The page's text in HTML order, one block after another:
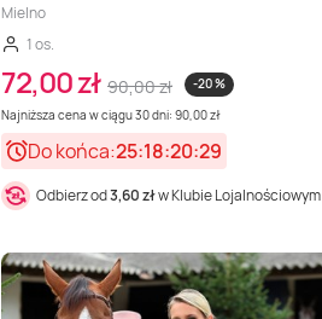
Mielno
1 os.
72,00 zł 90,00 zł
-20 %
Najniższa cena w ciągu 30 dni: 90,00 zł
Do końca:25:18:20:27
Odbierz od3,60 złw Klubie Lojalnościowym